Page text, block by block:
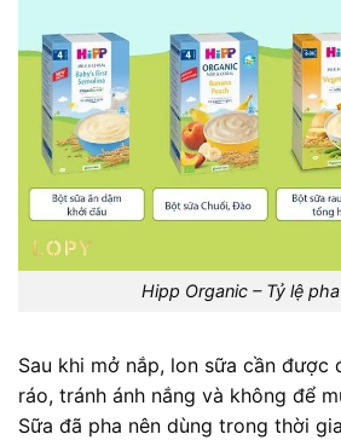
Hipp Organic – Tỷ lệ
Sau khi mở nắp, lon sữa cần được
ráo, tránh ánh nắng và không để
Sữa đã pha nên dùng trong thời